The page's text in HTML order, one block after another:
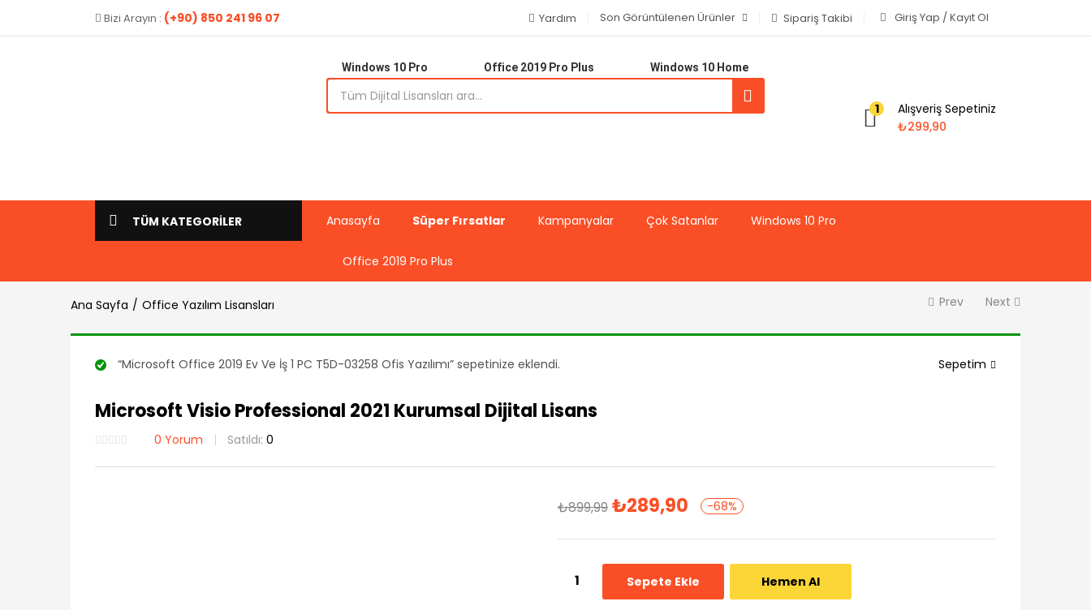
Bizi Arayın : (+90) 850 241 96 07 Yardım Son Görüntülenen Ürünler Sipariş Takibi Giriş Yap / Kayıt Ol
Windows 10 Pro Office 2019 Pro Plus Windows 10 Home
1
Alışveriş Sepetiniz
₺299,90
TÜM KATEGORİLER Anasayfa Süper Fırsatlar Kampanyalar Çok Satanlar Windows 10 Pro
Office 2019 Pro Plus
Ana Sayfa Office Yazılım Lisansları Prev Next
“Microsoft Office 2019 Ev Ve İş 1 PC T5D-03258 Ofis Yazılımı” sepetinize eklendi. Sepetim
Microsoft Visio Professional 2021 Kurumsal Dijital Lisans
0 Yorum Satıldı: 0
₺899,99 ₺289,90 -68%
Sepete Ekle Hemen Al